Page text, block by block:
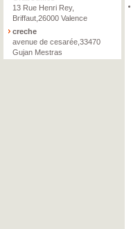
13 Rue Henri Rey,
Briffaut,26000 Valence
creche
avenue de cesarée,33470
Gujan Mestras